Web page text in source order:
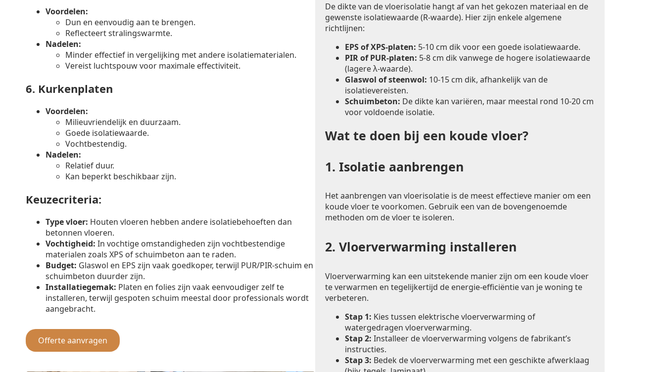
Voordelen:
Dun en eenvoudig aan te brengen.
Reflecteert stralingswarmte.
Nadelen:
Minder effectief in vergelijking met andere isolatiematerialen.
Vereist luchtspouw voor maximale effectiviteit.
6. Kurkenplaten
Voordelen:
Milieuvriendelijk en duurzaam.
Goede isolatiewaarde.
Vochtbestendig.
Nadelen:
Relatief duur.
Kan beperkt beschikbaar zijn.
Keuzecriteria:
Type vloer: Houten vloeren hebben andere isolatiebehoeften dan
betonnen vloeren.
Vochtigheid: In vochtige omstandigheden zijn vochtbestendige
materialen zoals XPS of schuimbeton aan te raden.
Budget: Glaswol en EPS zijn vaak goedkoper, terwijl PUR/PIR-schuim en
schuimbeton duurder zijn.
Installatiegemak: Platen en folies zijn vaak eenvoudiger zelf te
installeren, terwijl gespoten schuim meestal door professionals wordt
aangebracht.
Offerte aanvragen
De dikte van de vloerisolatie hangt af van het gekozen materiaal en de
gewenste isolatiewaarde (R-waarde). Hier zijn enkele algemene
richtlijnen:
EPS of XPS-platen: 5-10 cm dik voor een goede isolatiewaarde.
PIR of PUR-platen: 5-8 cm dik vanwege de hogere isolatiewaarde
(lagere λ-waarde).
Glaswol of steenwol: 10-15 cm dik, afhankelijk van de
isolatievereisten.
Schuimbeton: De dikte kan variëren, maar meestal rond 10-20 cm
voor voldoende isolatie.
Wat te doen bij een koude vloer?
1. Isolatie aanbrengen
Het aanbrengen van vloerisolatie is de meest effectieve manier om een
koude vloer te voorkomen. Gebruik een van de bovengenoemde
methoden om de vloer te isoleren.
2. Vloerverwarming installeren
Vloerverwarming kan een uitstekende manier zijn om een koude vloer
te verwarmen en tegelijkertijd de energie-efficiëntie van je woning te
verbeteren.
Stap 1: Kies tussen elektrische vloerverwarming of
watergedragen vloerverwarming.
Stap 2: Installeer de vloerverwarming volgens de fabrikant’s
instructies.
Stap 3: Bedek de vloerverwarming met een geschikte afwerklaag